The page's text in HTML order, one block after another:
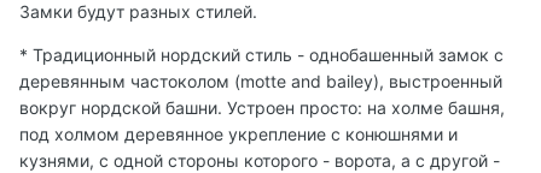
Замки будут разных стилей.
* Традиционный нордский стиль - однобашенный замок с
деревянным частоколом (motte and bailey), выстроенный
вокруг нордской башни. Устроен просто: на холме башня,
под холмом деревянное укрепление с конюшнями и
кузнями, с одной стороны которого - ворота, а с другой -